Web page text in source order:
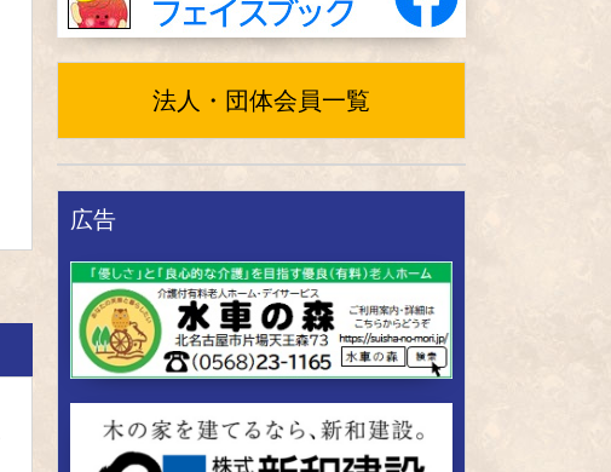
法人・団体会員一覧
広告